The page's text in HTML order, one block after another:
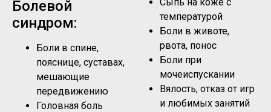
Болевой
синдром:
Боли в спине,
пояснице, суставах,
мешающие
передвижению
Головная боль
температурой
Боли в животе,
рвота, понос
Боли при
мочеиспускании
Вялость, отказ от игр
и любимых занятий